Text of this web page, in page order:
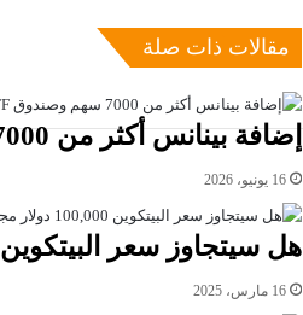
85000$
مقالات ذات صلة
إضافة بينانس أكثر من 7000 سهم وصندوق ETF أمريكي إلى منصتها
16 يونيو، 2026
هل سيتجاوز سعر البيتكوين 100,000 دولار مجدداً؟
16 مارس، 2025